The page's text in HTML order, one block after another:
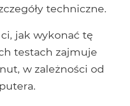
techniczne.
jak wykonać tę
testach zajmuje
w zależności od